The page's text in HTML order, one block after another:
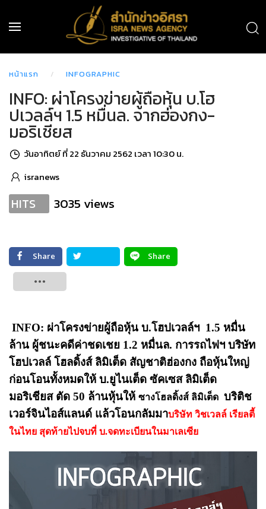
หน้าแรก INFOGRAPHIC
INFO: ผ่าโครงข่ายผู้ถือหุ้น บ.โฮ
ปเวลล์ฯ 1.5 หมื่นล. จากฮ่องกง-
มอริเชียส
วันอาทิตย์ ที่ 22 ธันวาคม 2562 เวลา 10:30 น.
isranews
HITS 3035 views
Share
Share
INFO: ผ่าโครงข่ายผู้ถือหุ้น บ.โฮปเวลล์ฯ 1.5 หมื่น
ล้าน ผู้ชนะคดีค่าชดเชย 1.2 หมื่นล. การรถไฟฯ บริษัท
โฮปเวลล์ โฮลดิ้งส์ ลิมิเต็ด สัญชาติฮ่องกง ถือหุ้นใหญ่
ก่อนโอนทั้งหมดให้ บ.ยูไนเต็ด ซัคเซส ลิมิเต็ด
มอริเชียส ตัด 50 ล้านหุ้นให้ ซางโฮลดิ้งส์ ลิมิเต็ด บริติช
เวอร์จินไอส์แลนด์ แล้วโอนกลัมมาบริษัท วิชเวลล์ เรียลตี้
ในไทย สุดท้ายไปจบที่ บ.จดทะเบียนในมาเลเซีย